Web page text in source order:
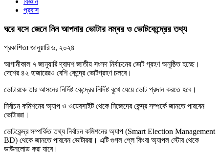
প্রবাস
ঘরে বসে জেনে নিন আপনার ভোটার নম্বর ও ভোটকেন্দ্রের তথ্য
প্রকাশিতঃ জানুয়ারি ৬, ২০২৪
আগামীকাল ৭ জানুয়ারি দ্বাদশ জাতীয় সংসদ নির্বাচনের ভোট গ্রহণ অনুষ্ঠিত হচ্ছে।
দেশের ৪২ হাজারেরও বেশি কেন্দ্রে ভোটগ্রহণ চলবে।
ভোটারকে তার আসনের নির্দিষ্ট কেন্দ্রের নির্দিষ্ট বুথে যেয়ে ভোট প্রদান করতে হবে।
নির্বাচন কমিশনের অ্যাপ ও ওয়েবসাইট থেকে নিজেদের কেন্দ্র সম্পর্কে জানতে পারবেন
ভোটাররা।
ভোটকেন্দ্র সম্পর্কিত তথ্য নির্বাচন কমিশনের অ্যাপ (Smart Election Management
BD) থেকে জানতে পারবেন ভোটাররা। এটি গুগল প্লে কিংবা অ্যাপল স্টোর থেকে
ডাউনলোড করা যাবে।